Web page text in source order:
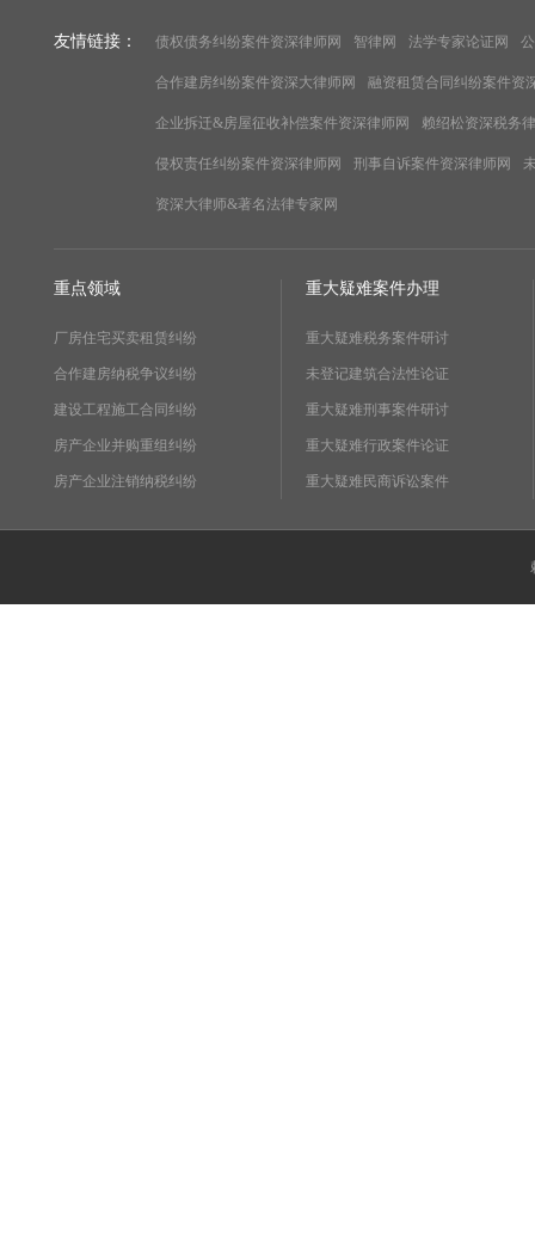
友情链接： 债权债务纠纷案件资深律师网 智律网 法学专家论证网
合作建房纠纷案件资深大律师网 融资租赁合同纠纷案件资
企业拆迁&房屋征收补偿案件资深律师网 赖绍松资深税务
侵权责任纠纷案件资深律师网 刑事自诉案件资深律师网
资深大律师&著名法律专家网
重点领域
厂房住宅买卖租赁纠纷
合作建房纳税争议纠纷
建设工程施工合同纠纷
房产企业并购重组纠纷
房产企业注销纳税纠纷
重大疑难案件办理
重大疑难税务案件研讨
未登记建筑合法性论证
重大疑难刑事案件研讨
重大疑难行政案件论证
重大疑难民商诉讼案件